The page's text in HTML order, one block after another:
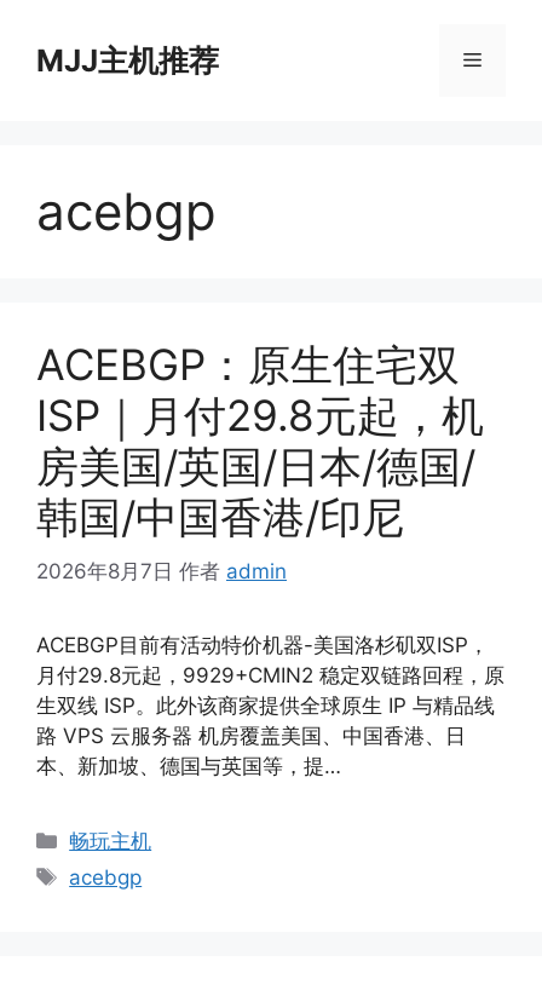
MJJ主机推荐 菜
acebgp
ACEBGP：原生住宅双
ISP｜月付29.8元起，机
房美国/英国/日本/德国/
韩国/中国香港/印尼
2026年8月7日 作者 admin
ACEBGP目前有活动特价机器-美国洛杉矶双ISP，
月付29.8元起，9929+CMIN2 稳定双链路回程，原
生双线 ISP。此外该商家提供全球原生 IP 与精品线
路 VPS 云服务器 机房覆盖美国、中国香港、日
本、新加坡、德国与英国等，提…
分
畅玩主机
标
acebgp